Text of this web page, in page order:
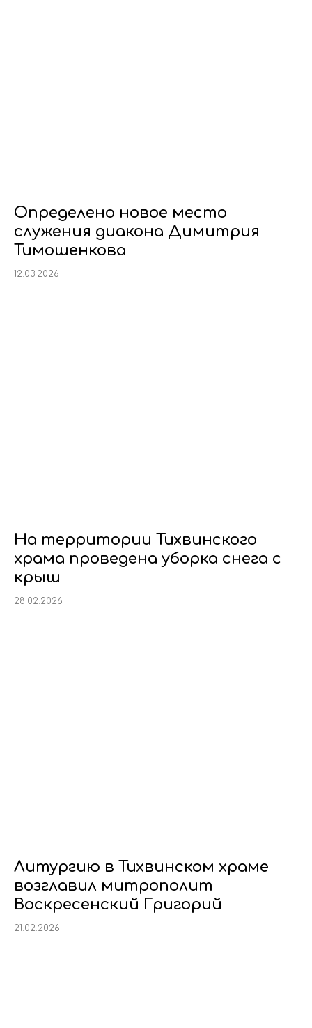
Определено новое место
служения диакона Димитрия
Тимошенкова
12.03.2026
На территории Тихвинского
храма проведена уборка снега с
крыш
28.02.2026
Литургию в Тихвинском храме
возглавил митрополит
Воскресенский Григорий
21.02.2026